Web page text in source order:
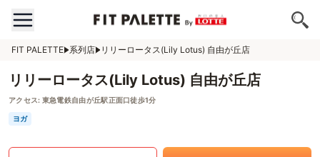
FIT PALETTE 系列店 リリーロータス(Lily Lotus) 自由が丘店
リリーロータス(Lily Lotus) 自由が丘店
アクセス: 東急電鉄自由が丘駅正面口徒歩1分
ヨガ